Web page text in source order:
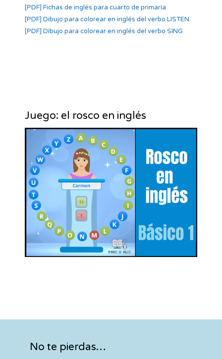
[PDF] Fichas de inglés para cuarto de primaria
[PDF] Dibujo para colorear en inglés del verbo LISTEN
[PDF] Dibujo para colorear en inglés del verbo SING
Juego: el rosco en inglés
No te pierdas…